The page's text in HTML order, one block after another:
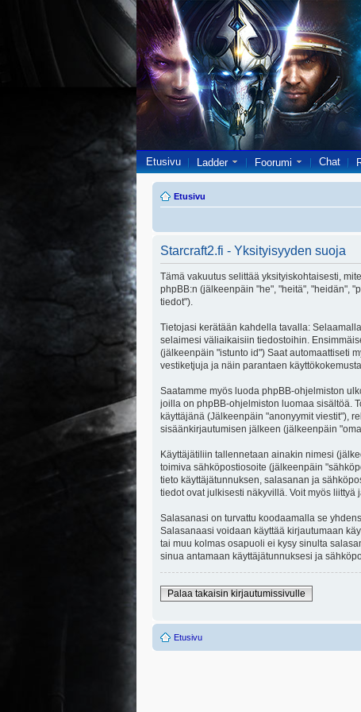
Etusivu Ladder Foorumi Chat
Etusivu
Starcraft2.fi - Yksityisyyden suoja
Tämä vakuutus selittää yksityiskohtaisesti,
phpBB:n (jälkeenpäin "he", "heitä", "heidän",
tiedot").
Tietojasi kerätään kahdella tavalla:
selaimesi väliaikaisiin tiedostoihin.
(jälkeenpäin "istunto id") Saat automaattiseti
vestiketjuja ja näin parantaen
Saatamme myös luoda phpBB-ohjelmiston
joilla on phpBB-ohjelmiston luomaa sisältöä.
käyttäjänä (Jälkeenpäin "anonyymit viestit"),
sisäänkirjautumisen jälkeen (jälkeenpäin
Käyttäjätiliin tallennetaan ainakin nimesi
toimiva sähköpostiosoite (jälkeenpäin
tieto käyttäjätunnuksen, salasanan ja
tiedot ovat julkisesti näkyvillä. Voit myös
Salasanasi on turvattu koodaamalla se
Salasanaasi voidaan käyttää kirjautumaan
tai muu kolmas osapuoli ei kysy sinulta
sinua antamaan käyttäjätunnuksesi ja
Palaa takaisin kirjautumissivulle
Etusivu